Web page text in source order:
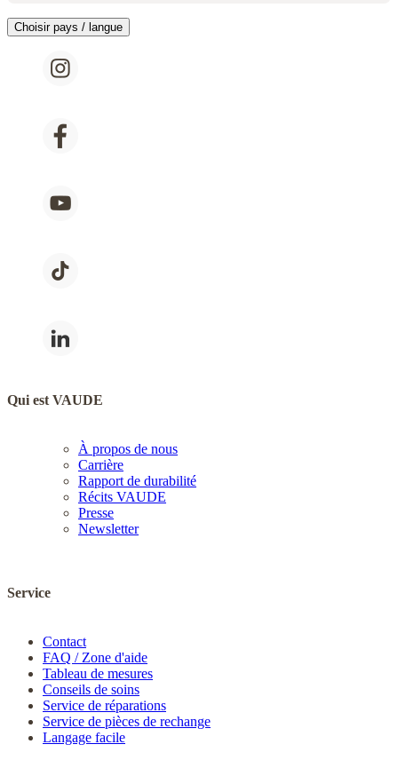
Choisir pays / langue
Qui est VAUDE
À propos de nous
Carrière
Rapport de durabilité
Récits VAUDE
Presse
Newsletter
Service
Contact
FAQ / Zone d'aide
Tableau de mesures
Conseils de soins
Service de réparations
Service de pièces de rechange
Langage facile